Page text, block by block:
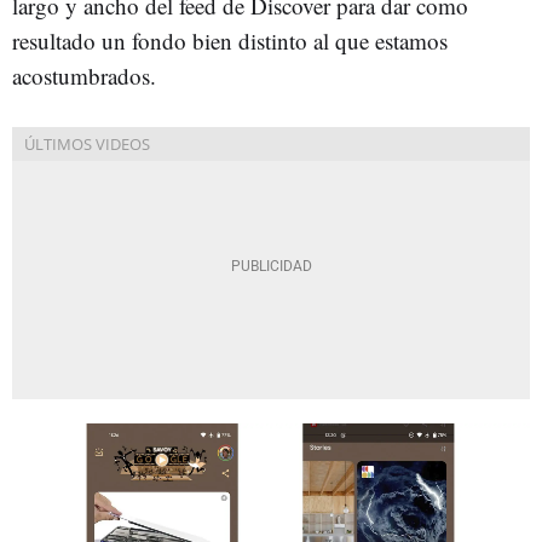
resultado un fondo bien distinto al que estamos
acostumbrados.